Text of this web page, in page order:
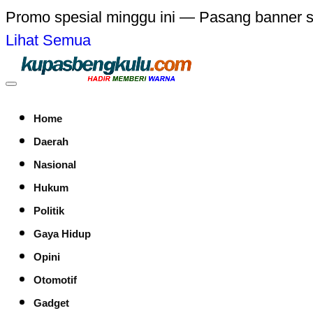
Promo spesial minggu ini — Pasang banner
Lihat Semua
Home
Daerah
Nasional
Hukum
Politik
Gaya Hidup
Opini
Otomotif
Gadget